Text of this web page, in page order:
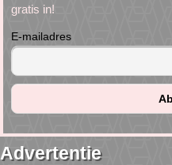
gratis in!
E-mailadres
Advertentie